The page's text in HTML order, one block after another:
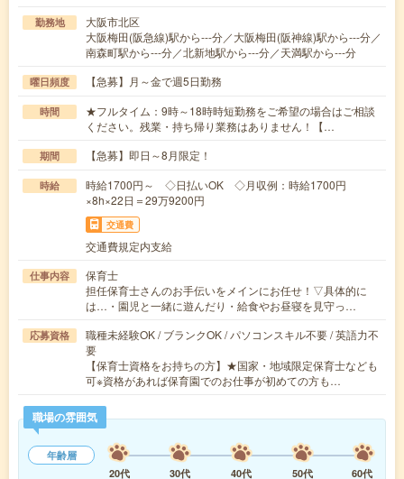
勤務地
大阪市北区
大阪梅田(阪急線)駅から---分／大阪梅田(阪神線)駅から---分／
南森町駅から---分／北新地駅から---分／天満駅から---分
曜日頻度 【急募】月～金で週5日勤務
時間
★フルタイム：9時～18時時短勤務をご希望の場合はご相談
ください。残業・持ち帰り業務はありません！【…
期間 【急募】即日～8月限定！
時給
時給1700円～ ◇日払いOK ◇月収例：時給1700円
×8h×22日＝29万9200円
交通費
交通費規定内支給
仕事内容
保育士
担任保育士さんのお手伝いをメインにお任せ！▽具体的に
は…・園児と一緒に遊んだり・給食やお昼寝を見守っ…
応募資格
職種未経験OK / ブランクOK / パソコンスキル不要 / 英語力不
要
【保育士資格をお持ちの方】★国家・地域限定保育士なども
可※資格があれば保育園でのお仕事が初めての方も…
職場の雰囲気
年齢層
20代
30代 40代 50代
60代